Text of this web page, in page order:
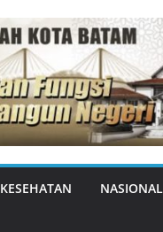
KESEHATAN NASIONAL